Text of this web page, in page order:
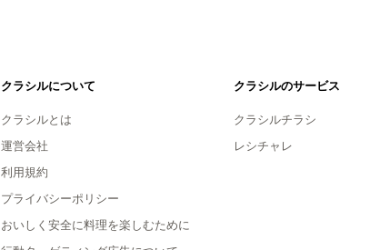
クラシルについて
クラシルとは
運営会社
利用規約
プライバシーポリシー
おいしく安全に料理を楽しむために
クラシルのサービス
クラシルチラシ
レシチャレ